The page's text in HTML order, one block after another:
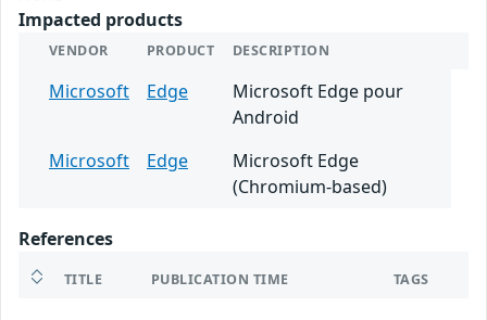
Impacted products
VENDOR PRODUCT DESCRIPTION
Microsoft Edge
Microsoft Edge pour
Android
Microsoft
Edge
Microsoft Edge
(Chromium-based)
References
TITLE PUBLICATION TIME TAGS